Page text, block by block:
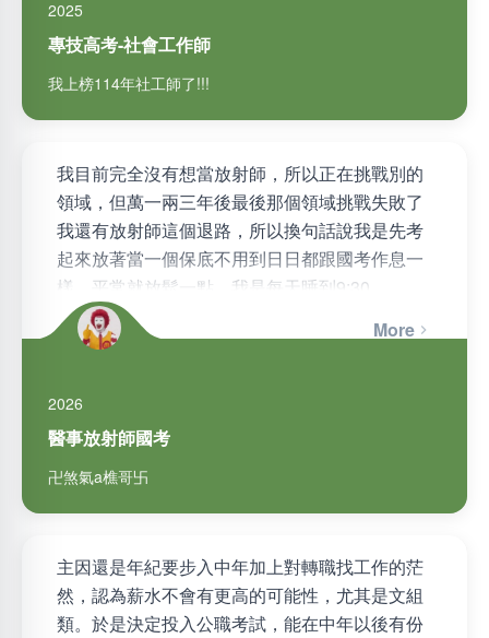
2025
專技高考-社會工作師
我上榜114年社工師了!!!
我目前完全沒有想當放射師，所以正在挑戰別的
領域，但萬一兩三年後最後那個領域挑戰失敗了
我還有放射師這個退路，所以換句話說我是先考
起來放著當一個保底不用到日日都跟國考作息一
樣，平常就放鬆一點，我是每天睡到9:30、
9:40，起床簡單洗漱、吃早餐…
More
2026
醫事放射師國考
卍煞氣a樵哥卐
主因還是年紀要步入中年加上對轉職找工作的茫
然，認為薪水不會有更高的可能性，尤其是文組
類。於是決定投入公職考試，能在中年以後有份